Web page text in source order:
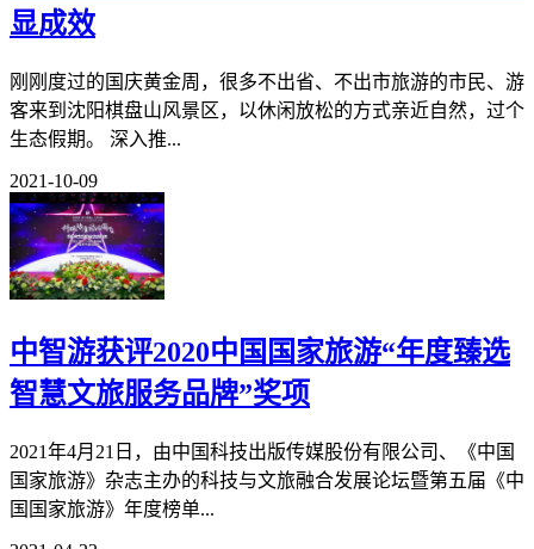
显成效
刚刚度过的国庆黄金周，很多不出省、不出市旅游的市民、游
客来到沈阳棋盘山风景区，以休闲放松的方式亲近自然，过个
生态假期。 深入推...
2021-10-09
中智游获评2020中国国家旅游“年度臻选
智慧文旅服务品牌”奖项
2021年4月21日，由中国科技出版传媒股份有限公司、《中国
国家旅游》杂志主办的科技与文旅融合发展论坛暨第五届《中
国国家旅游》年度榜单...